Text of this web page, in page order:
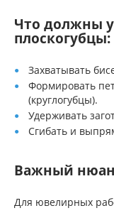
Что должны
плоскогубцы:
Захватывать
Формировать
(круглогубцы).
Удерживать
Сгибать и
Важный
Для ювелирных